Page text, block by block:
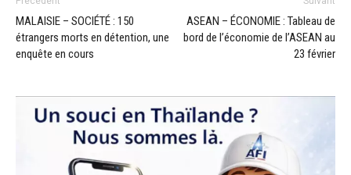
MALAISIE – SOCIÉTÉ : 150
étrangers morts en détention, une
enquête en cours
ASEAN – ÉCONOMIE : Tableau de
bord de l’économie de l’ASEAN au
23 février